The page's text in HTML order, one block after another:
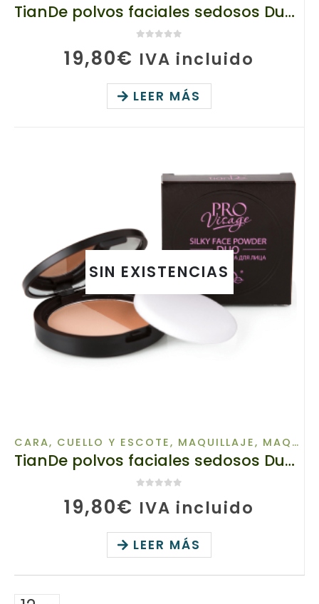
TianDe polvos faciales sedosos Duo, 80921/01 TianDe, 10 g, Una mezcla perfecta de tonos que cubre imperfecciones
19,80€ IVA incluido
LEER MÁS
SIN EXISTENCIAS
CARA, CUELLO Y ESCOTE, MAQUILLAJE, MAQUILLAJE DE ROSTRO
TianDe polvos faciales sedosos Duo, 80921/02 TianDe, 10 g, Una mezcla perfecta de tonos que cubre imperfecciones
19,80€ IVA incluido
LEER MÁS